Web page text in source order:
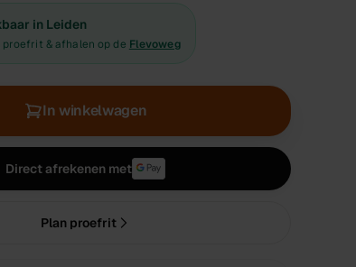
in Leiden
& afhalen op de Flevoweg
In winkelwagen
Direct afrekenen met
Plan proefrit